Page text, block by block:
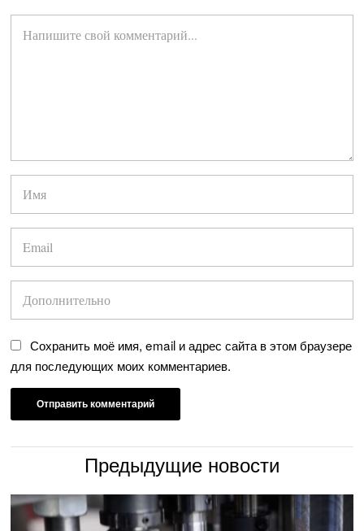
Сохранить моё имя, email и адрес сайта в этом браузере
для последующих моих комментариев.
Предыдущие новости